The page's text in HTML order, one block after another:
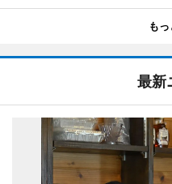
も
最新